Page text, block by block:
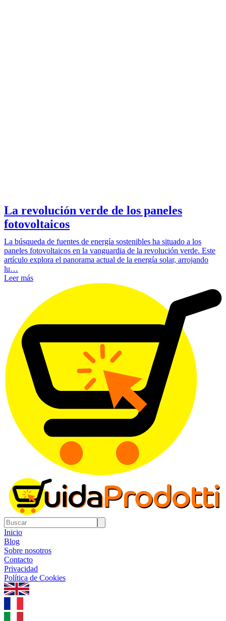
La revolución verde de los paneles
fotovoltaicos
La búsqueda de fuentes de energía sostenibles ha situado a los
paneles fotovoltaicos en la vanguardia de la revolución verde. Este
artículo explora el panorama actual de la energía solar, arrojando
lu…
Leer más
Inicio
Blog
Sobre nosotros
Contacto
Privacidad
Política de Cookies